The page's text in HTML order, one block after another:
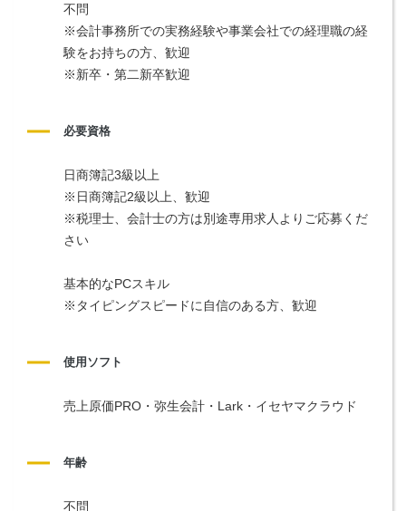
不問
※会計事務所での実務経験や事業会社での経理職の経
験をお持ちの方、歓迎
※新卒・第二新卒歓迎
必要資格
日商簿記3級以上
※日商簿記2級以上、歓迎
※税理士、会計士の方は別途専用求人よりご応募くだ
さい
基本的なPCスキル
※タイピングスピードに自信のある方、歓迎
使用ソフト
売上原価PRO・弥生会計・Lark・イセヤマクラウド
年齢
不問